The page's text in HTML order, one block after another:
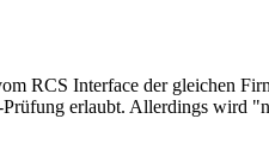
Interface der gleichen
erlaubt. Allerdings wird